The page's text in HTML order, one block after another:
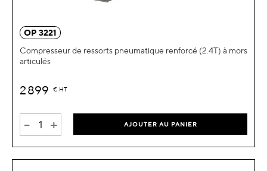
OP 3221
Compresseur de ressorts pneumatique renforcé (2.4T) à mors
articulés
2 899 € HT
- + AJOUTER AU PANIER